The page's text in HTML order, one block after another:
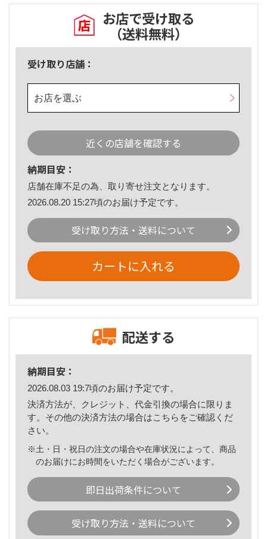
お店で受け取る
（送料無料）
受け取り店舗：
お店を選ぶ
近くの店舗を確認する
納期目安：
店舗在庫不足の為、取り寄せ注文となります。
2026.08.20 15:27頃のお届け予定です。
受け取り方法・送料について
カートに入れる
配送する
納期目安：
2026.08.03 19:7頃のお届け予定です。
決済方法が、クレジット、代金引換の場合に限りま
す。その他の決済方法の場合はこちら をご確認くだ
さい。
※土・日・祝日の注文の場合や在庫状況によって、商品
のお届けにお時間をいただく場合がございます。
即日出荷条件について
受け取り方法・送料について